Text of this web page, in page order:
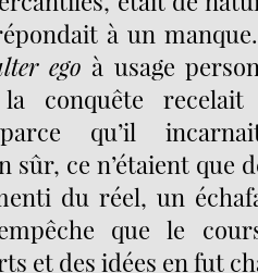
à un manque.
ego à usage
conquête
qu’il
sûr, ce n’étaient que
du réel, un
que le
et des idées en fut